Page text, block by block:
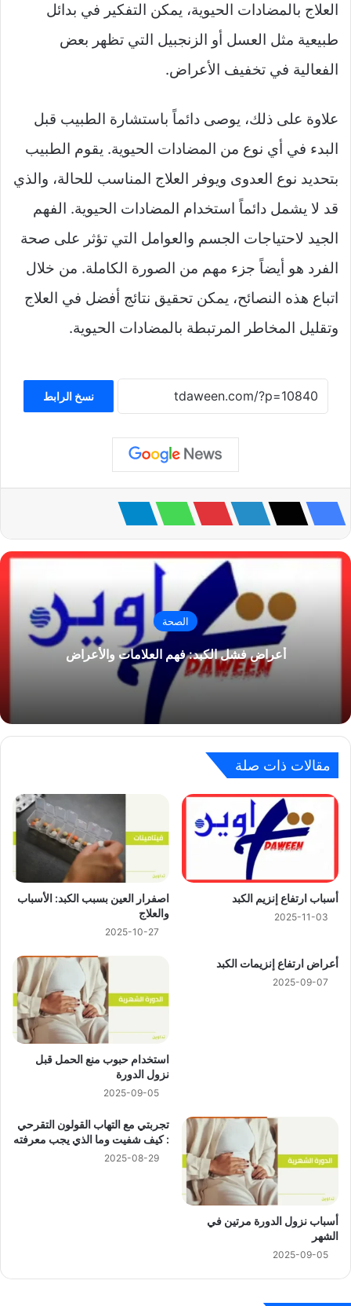
العلاج بالمضادات الحيوية، يمكن التفكير في بدائل
طبيعية مثل العسل أو الزنجبيل التي تظهر بعض
الفعالية في تخفيف الأعراض.
علاوة على ذلك، يوصى دائماً باستشارة الطبيب قبل
البدء في أي نوع من المضادات الحيوية. يقوم الطبيب
بتحديد نوع العدوى ويوفر العلاج المناسب للحالة، والذي
قد لا يشمل دائماً استخدام المضادات الحيوية. الفهم
الجيد لاحتياجات الجسم والعوامل التي تؤثر على صحة
الفرد هو أيضاً جزء مهم من الصورة الكاملة. من خلال
اتباع هذه النصائح، يمكن تحقيق نتائج أفضل في العلاج
وتقليل المخاطر المرتبطة بالمضادات الحيوية.
نسخ الرابط
الصحة
أعراض فشل الكبد: فهم العلامات والأعراض
مقالات ذات صلة
أسباب ارتفاع إنزيم الكبد
2025-11-03
اصفرار العين بسبب الكبد: الأسباب
والعلاج
2025-10-27
أعراض ارتفاع إنزيمات الكبد
2025-09-07
استخدام حبوب منع الحمل قبل
نزول الدورة
2025-09-05
أسباب نزول الدورة مرتين في
الشهر
2025-09-05
تجربتي مع التهاب القولون التقرحي
: كيف شفيت وما الذي يجب معرفته
2025-08-29